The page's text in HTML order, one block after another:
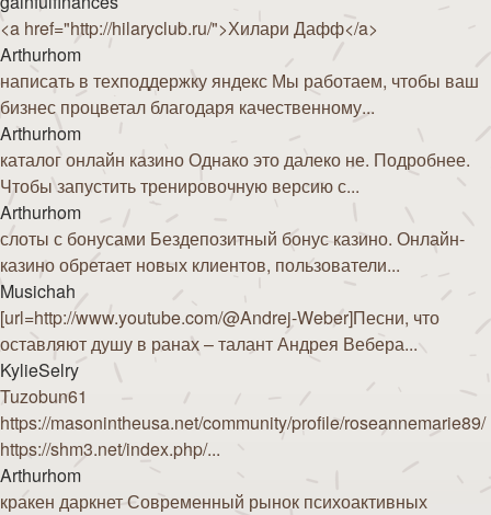
<a href="http://hilaryclub.ru/">Хилари Дафф</a>
Arthurhom
написать в техподдержку яндекс Мы работаем, чтобы ваш
бизнес процветал благодаря качественному...
Arthurhom
каталог онлайн казино Однако это далеко не. Подробнее.
Чтобы запустить тренировочную версию с...
Arthurhom
слоты с бонусами Бездепозитный бонус казино. Онлайн-
казино обретает новых клиентов, пользователи...
Musichah
[url=http://www.youtube.com/@Andrej-Weber]Песни, что
оставляют душу в ранах – талант Андрея Вебера...
KylieSelry
Tuzobun61
https://masonintheusa.net/community/profile/roseannemarie89/
https://shm3.net/index.php/...
Arthurhom
кракен даркнет Современный рынок психоактивных